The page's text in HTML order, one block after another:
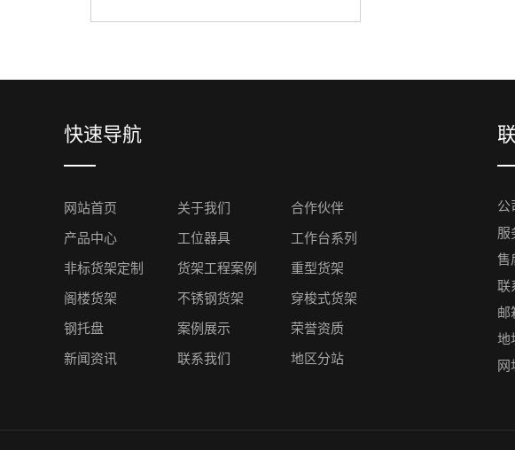
快速导航
网站首页 关于我们 合作伙伴
产品中心 工位器具 工作台系列
非标货架定制 货架工程案例 重型货架
阁楼货架 不锈钢货架 穿梭式货架
钢托盘 案例展示 荣誉资质
新闻资讯 联系我们 地区分站
公
服
售
联
邮
地
网